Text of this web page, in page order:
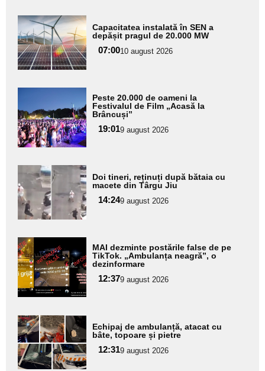
Adaugă
aici textul
pentru
subtitlu
Capacitatea instalată în SEN a
depășit pragul de 20.000 MW
07:0010 august 2026
aici textul
pentru
subtitlu
Peste 20.000 de oameni la
Festivalul de Film „Acasă la
Brâncuși”
19:019 august 2026
Adaugă
aici textul
pentru
subtitlu
Doi tineri, reținuți după bătaia cu
macete din Târgu Jiu
14:249 august 2026
Adaugă
aici textul
pentru
subtitlu
MAI dezminte postările false de pe
TikTok. „Ambulanța neagră”, o
dezinformare
12:379 august 2026
Adaugă
aici textul
pentru
subtitlu
Echipaj de ambulanță, atacat cu
bâte, topoare și pietre
12:319 august 2026